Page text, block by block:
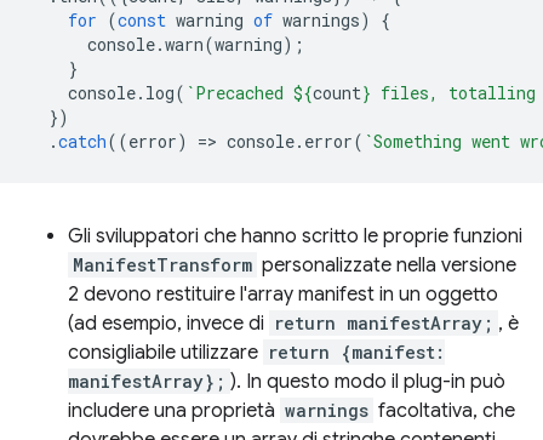
for (const warning of warnings)
{
console.warn(warning);
}
console. log( `Precached ${count} files,
})
.catch((error) => console. error( `Something went
Gli sviluppatori che hanno scritto le proprie funzioni
ManifestTransform personalizzate nella versione
2 devono restituire l'array manifest in un oggetto
(ad esempio, invece di return manifestArray; , è
consigliabile utilizzare return {manifest:
manifestArray}; ). In questo modo il plug-in può
includere una proprietà warnings facoltativa, che